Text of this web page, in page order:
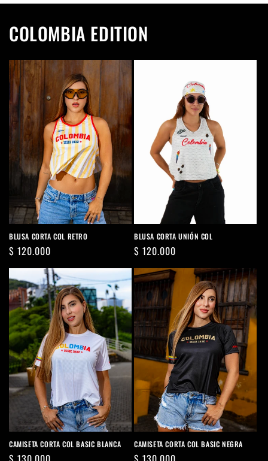
COLOMBIA EDITION
BLUSA CORTA COL RETRO
Precio
habitual
$ 120.000
BLUSA CORTA UNIÓN COL
Precio
habitual
$ 120.000
CAMISETA CORTA COL BASIC BLANCA CAMISETA CORTA COL BASIC NEGRA